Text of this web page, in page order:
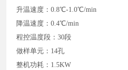
升温速度：0.8℃-1.0℃/min
降温速度：0.4℃/min
程控温度段：30段
做样单元： 14孔
整机功耗： 1.5KW